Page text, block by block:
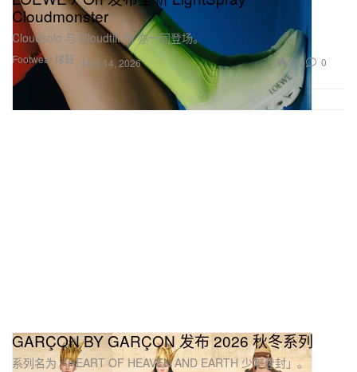
Footwear 球鞋
Cloudmonster
Cloudsolo 与 Cloudtilt Hi 亦一同登场。
May 14, 2026 306 0
GARÇON BY GARÇON 发布 2026 秋冬系列
系列名为「HEART OF HEAVEN AND EARTH 少年登封」。